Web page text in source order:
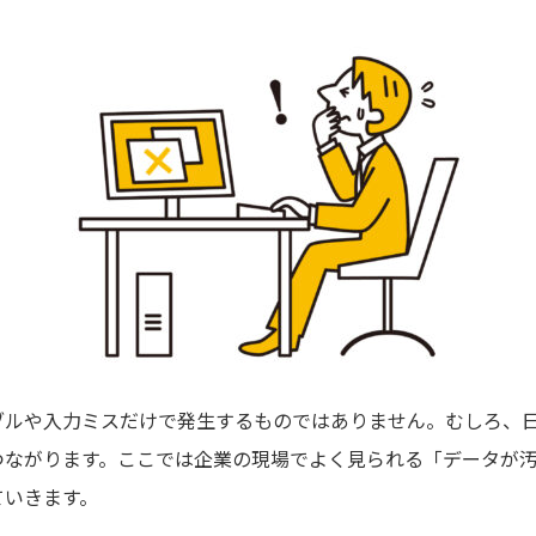
や入力ミスだけで発生するものではありません。むしろ、
がります。ここでは企業の現場でよく見られる「データが
きます。